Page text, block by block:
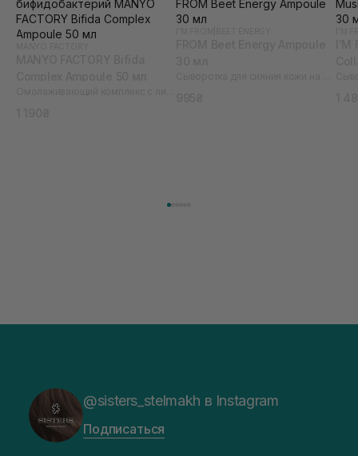
@sisters_stelmakh в Instagram
Подписаться